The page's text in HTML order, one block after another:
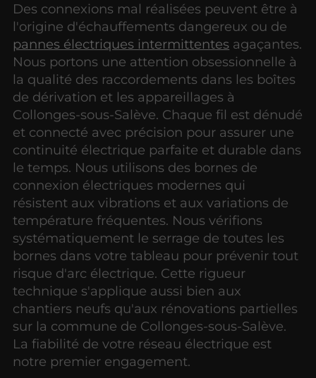
Des connexions mal réalisées peuvent être à
l'origine d'échauffements dangereux ou de
pannes électriques intermittentes agaçantes.
Nous portons une attention obsessionnelle à
la qualité des raccordements dans les boîtes
de dérivation et les appareillages à
Collonges-sous-Salève. Chaque fil est dénudé
et connecté avec précision pour assurer une
continuité électrique parfaite et durable dans
le temps. Nous utilisons des bornes de
connexion électriques modernes qui
résistent aux vibrations et aux variations de
température fréquentes. Nous vérifions
systématiquement le serrage de toutes les
bornes dans votre tableau pour prévenir tout
risque d'arc électrique. Cette rigueur
technique s'applique aussi bien aux
chantiers neufs qu'aux rénovations partielles
sur la commune de Collonges-sous-Salève.
La fiabilité de votre réseau électrique est
notre premier engagement.